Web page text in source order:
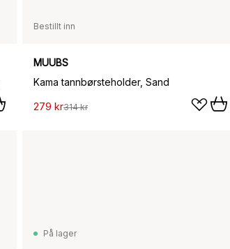
Bestillt inn
MUUBS
Kama tannbørsteholder, Sand
279 kr314 kr
På lager